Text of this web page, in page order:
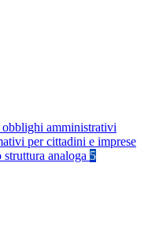
obblighi amministrativi
per cittadini e imprese
analoga 5